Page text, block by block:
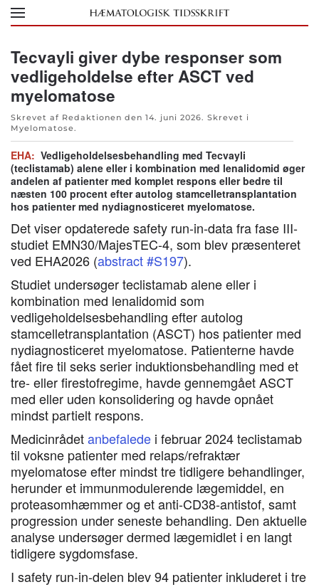
Skip to main content
Tecvayli giver dybe responser som
vedligeholdelse efter ASCT ved
myelomatose
Skrevet af Redaktionen den 14. juni 2026. Skrevet i
Myelomatose.
EHA: Vedligeholdelsesbehandling med Tecvayli
(teclistamab) alene eller i kombination med lenalidomid øger
andelen af patienter med komplet respons eller bedre til
næsten 100 procent efter autolog stamcelletransplantation
hos patienter med nydiagnosticeret myelomatose.
Det viser opdaterede safety run-in-data fra fase III-
studiet EMN30/MajesTEC-4, som blev præsenteret
ved EHA2026 (abstract #S197).
Studiet undersøger teclistamab alene eller i
kombination med lenalidomid som
vedligeholdelsesbehandling efter autolog
stamcelletransplantation (ASCT) hos patienter med
nydiagnosticeret myelomatose. Patienterne havde
fået fire til seks serier induktionsbehandling med et
tre- eller firestofregime, havde gennemgået ASCT
med eller uden konsolidering og havde opnået
mindst partielt respons.
Medicinrådetanbefalede i februar 2024 teclistamab
til voksne patienter med relaps/refraktær
myelomatose efter mindst tre tidligere behandlinger,
herunder et immunmodulerende lægemiddel, en
proteasomhæmmer og et anti-CD38-antistof, samt
progression under seneste behandling. Den aktuelle
analyse undersøger dermed lægemidlet i en langt
tidligere sygdomsfase.
I safety run-in-delen blev 94 patienter inkluderet i tre